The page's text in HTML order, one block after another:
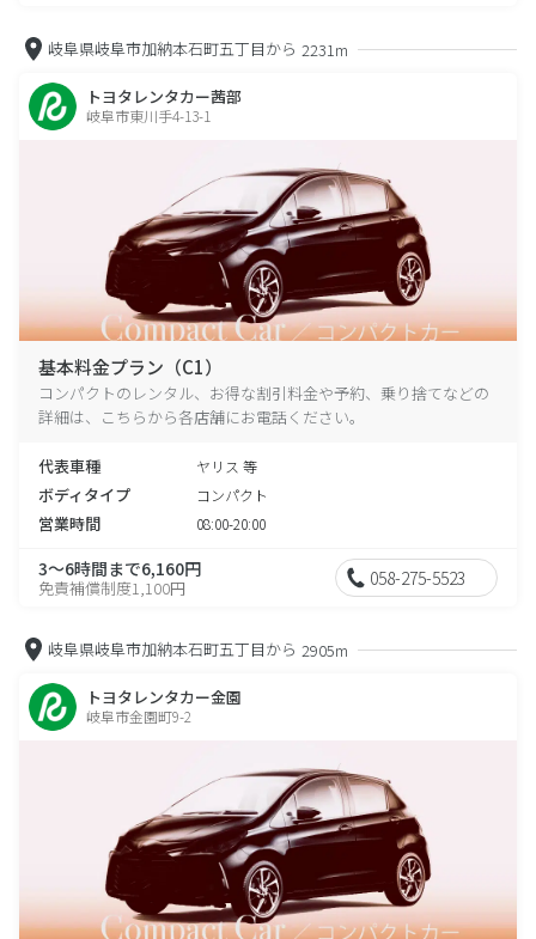
岐阜県岐阜市加納本石町五丁目から 2231m
トヨタレンタカー茜部
岐阜市東川手4-13-1
基本料金プラン（C1）
コンパクトのレンタル、お得な割引料金や予約、乗り捨てなどの
詳細は、こちらから各店舗にお電話ください。
代表車種 ヤリス 等
ボディタイプ コンパクト
営業時間 08:00-20:00
3～6時間まで6,160円
免責補償制度1,100円 058-275-5523
岐阜県岐阜市加納本石町五丁目から 2905m
トヨタレンタカー金園
岐阜市金園町9-2